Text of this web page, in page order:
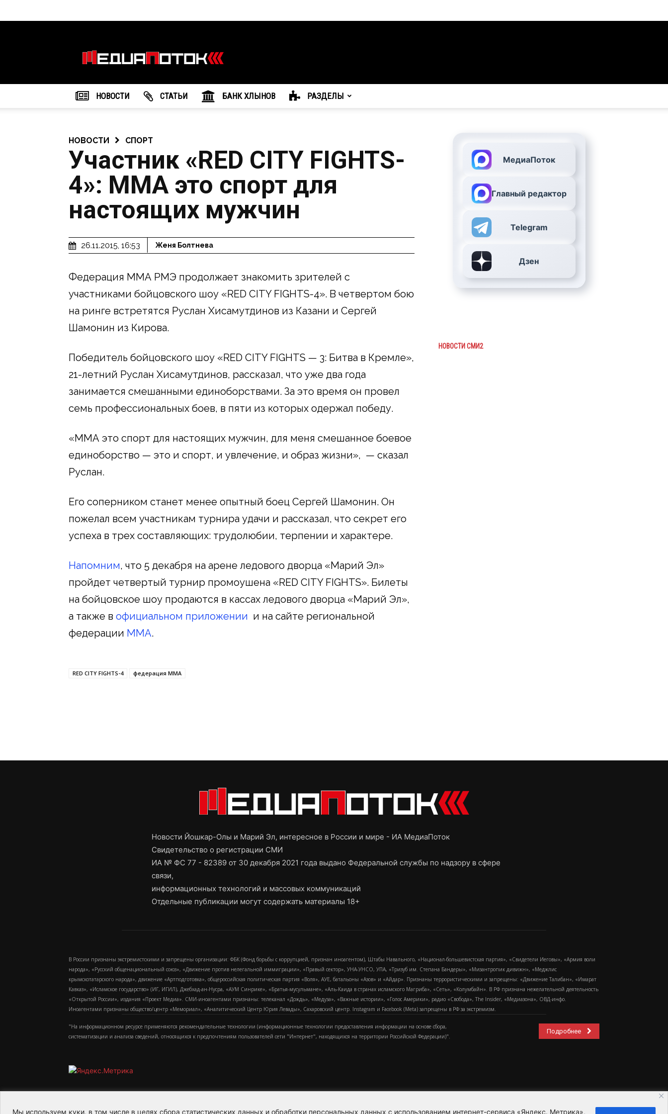
Мы используем куки, в том числе в целях сбора статистических данных и обработки персональных данных с использованием интернет-сервиса «Яндекс. Метрика»,
агентство
"МедиаПоток"
НОВОСТИ CТАТЬИ БАНК ХЛЫНОВ РАЗДЕЛЫ
НОВОСТИ СПОРТ
Участник «RED CITY FIGHTS-
4»: ММА это спорт для
настоящих мужчин
26.11.2015, 16:53 Женя Болтнева
Федерация ММА РМЭ продолжает знакомить зрителей с
участниками бойцовского шоу «RED CITY FIGHTS-4». В четвертом бою
на ринге встретятся Руслан Хисамутдинов из Казани и Сергей
Шамонин из Кирова.
Победитель бойцовского шоу «RED CITY FIGHTS — 3: Битва в Кремле»,
21-летний Руслан Хисамутдинов, рассказал, что уже два года
занимается смешанными единоборствами. За это время он провел
семь профессиональных боев, в пяти из которых одержал победу.
«ММА это спорт для настоящих мужчин, для меня смешанное боевое
единоборство — это и спорт, и увлечение, и образ жизни», — сказал
Руслан.
Его соперником станет менее опытный боец Сергей Шамонин. Он
пожелал всем участникам турнира удачи и рассказал, что секрет его
успеха в трех составляющих: трудолюбии, терпении и характере.
Напомним, что 5 декабря на арене ледового дворца «Марий Эл»
пройдет четвертый турнир промоушена «RED CITY FIGHTS». Билеты
на бойцовское шоу продаются в кассах ледового дворца «Марий Эл»,
а также в официальном приложении и на сайте региональной
федерации MMA.
RED CITY FIGHTS-4 федерация ММА
МедиаПоток
Главный редактор
Telegram
Дзен
НОВОСТИ СМИ2
Новости Йошкар-Олы и Марий Эл, интересное в России и мире - ИА МедиаПоток
Свидетельство о регистрации СМИ
ИА № ФС 77 - 82389 от 30 декабря 2021 года выдано Федеральной службы по надзору в сфере
связи,
информационных технологий и массовых коммуникаций
Отдельные публикации могут содержать материалы 18+
В России признаны экстремистскими и запрещены организации: ФБК (Фонд борьбы с коррупцией, признан иноагентом), Штабы Навального, «Национал-большевистская партия», «Свидетели Иеговы», «Армия воли
народа», «Русский общенациональный союз», «Движение против нелегальной иммиграции», «Правый сектор», УНА-УНСО, УПА, «Тризуб им. Степана Бандеры», «Мизантропик дивижн», «Меджлис
крымскотатарского народа», движение «Артподготовка», общероссийская политическая партия «Воля», АУЕ, батальоны «Азов» и «Айдар». Признаны террористическими и запрещены: «Движение Талибан», «Имарат
Кавказ», «Исламское государство» (ИГ, ИГИЛ), Джебхад-ан-Нусра, «АУМ Синрике», «Братья-мусульмане», «Аль-Каида в странах исламского Магриба», «Сеть», «Колумбайн». В РФ признана нежелательной деятельность
«Открытой России», издания «Проект Медиа». СМИ-иноагентами признаны: телеканал «Дождь», «Медуза», «Важные истории», «Голос Америки», радио «Свобода», The Insider, «Медиазона», ОВД-инфо.
Иноагентами признаны общество/центр «Мемориал», «Аналитический Центр Юрия Левады», Сахаровский центр. Instagram и Facebook (Metа) запрещены в РФ за экстремизм.
"На информационном ресурсе применяются рекомендательные технологии (информационные технологии предоставления информации на основе сбора,
систематизации и анализа сведений, относящихся к предпочтениям пользователей сети "Интернет", находящихся на территории Российской Федерации)".
Подробнее